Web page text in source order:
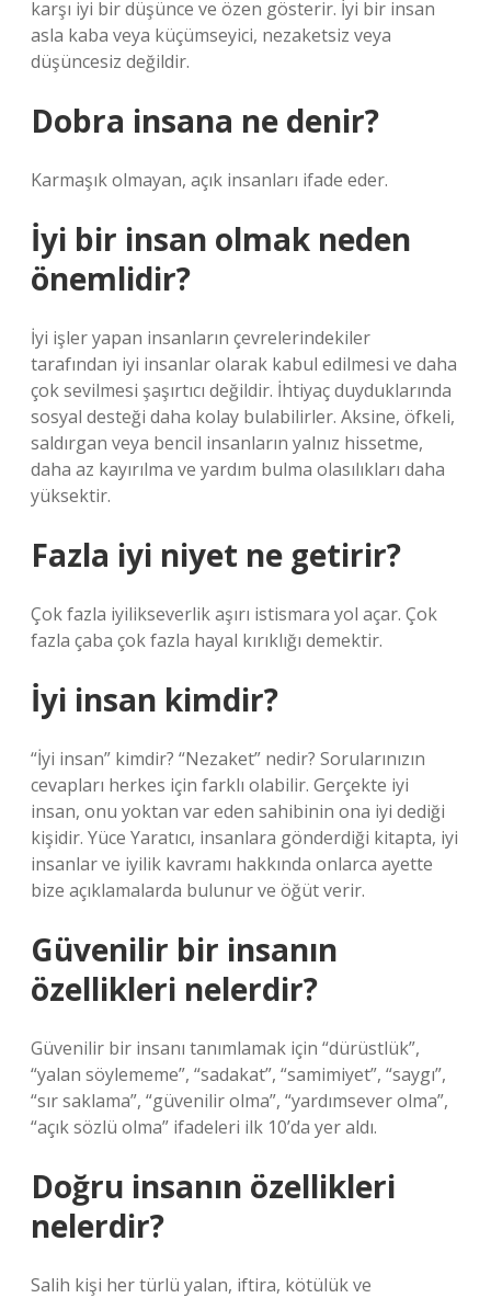
karşı iyi bir düşünce ve özen gösterir. İyi bir insan
asla kaba veya küçümseyici, nezaketsiz veya
düşüncesiz değildir.
Dobra insana ne denir?
Karmaşık olmayan, açık insanları ifade eder.
İyi bir insan olmak neden
önemlidir?
İyi işler yapan insanların çevrelerindekiler
tarafından iyi insanlar olarak kabul edilmesi ve daha
çok sevilmesi şaşırtıcı değildir. İhtiyaç duyduklarında
sosyal desteği daha kolay bulabilirler. Aksine, öfkeli,
saldırgan veya bencil insanların yalnız hissetme,
daha az kayırılma ve yardım bulma olasılıkları daha
yüksektir.
Fazla iyi niyet ne getirir?
Çok fazla iyilikseverlik aşırı istismara yol açar. Çok
fazla çaba çok fazla hayal kırıklığı demektir.
İyi insan kimdir?
“İyi insan” kimdir? “Nezaket” nedir? Sorularınızın
cevapları herkes için farklı olabilir. Gerçekte iyi
insan, onu yoktan var eden sahibinin ona iyi dediği
kişidir. Yüce Yaratıcı, insanlara gönderdiği kitapta, iyi
insanlar ve iyilik kavramı hakkında onlarca ayette
bize açıklamalarda bulunur ve öğüt verir.
Güvenilir bir insanın
özellikleri nelerdir?
Güvenilir bir insanı tanımlamak için “dürüstlük”,
“yalan söylememe”, “sadakat”, “samimiyet”, “saygı”,
“sır saklama”, “güvenilir olma”, “yardımsever olma”,
“açık sözlü olma” ifadeleri ilk 10’da yer aldı.
Doğru insanın özellikleri
nelerdir?
Salih kişi her türlü yalan, iftira, kötülük ve